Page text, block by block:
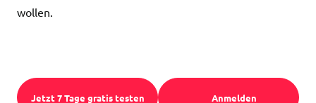
wollen.
Jetzt 7 Tage gratis testen Anmelden